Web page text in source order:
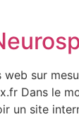
sur
Dans le
un site